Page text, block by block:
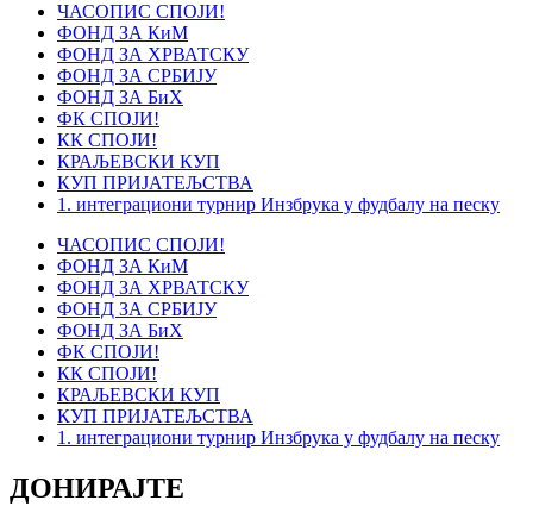
ЧАСОПИС СПОЈИ!
ФОНД ЗА КиМ
ФОНД ЗА ХРВАТСКУ
ФОНД ЗА СРБИЈУ
ФОНД ЗА БиХ
ФК СПОЈИ!
КК СПОЈИ!
КРАЉЕВСКИ КУП
КУП ПРИЈАТЕЉСТВА
1. интеграциони турнир Инзбрука у фудбалу на песку
ЧАСОПИС СПОЈИ!
ФОНД ЗА КиМ
ФОНД ЗА ХРВАТСКУ
ФОНД ЗА СРБИЈУ
ФОНД ЗА БиХ
ФК СПОЈИ!
КК СПОЈИ!
КРАЉЕВСКИ КУП
КУП ПРИЈАТЕЉСТВА
1. интеграциони турнир Инзбрука у фудбалу на песку
ДОНИРАЈТЕ